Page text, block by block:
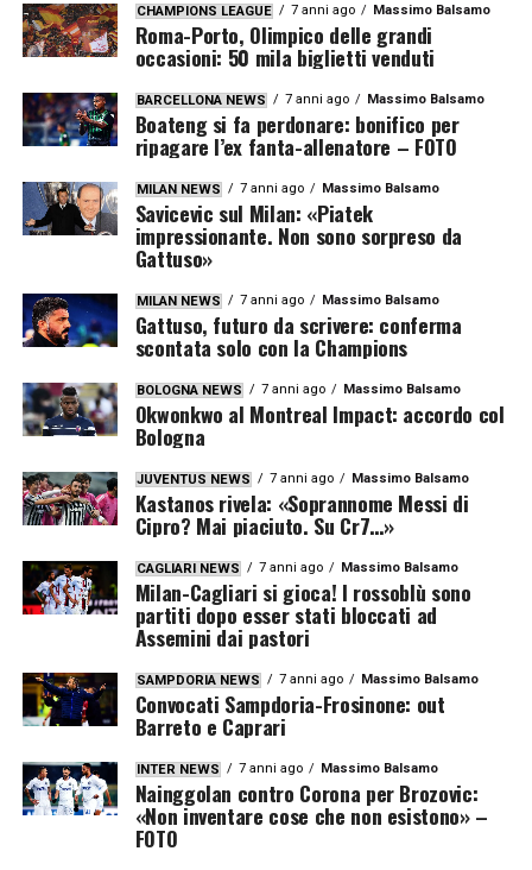
CHAMPIONS LEAGUE 7 anni ago Massimo Balsamo
Roma-Porto, Olimpico delle grandi
occasioni: 50 mila biglietti venduti
BARCELLONA NEWS 7 anni ago Massimo Balsamo
Boateng si fa perdonare: bonifico per
ripagare l’ex fanta-allenatore – FOTO
MILAN NEWS 7 anni ago Massimo Balsamo
Savicevic sul Milan: «Piatek
impressionante. Non sono sorpreso da
Gattuso»
MILAN NEWS 7 anni ago Massimo Balsamo
Gattuso, futuro da scrivere: conferma
scontata solo con la Champions
BOLOGNA NEWS 7 anni ago Massimo Balsamo
Okwonkwo al Montreal Impact: accordo col
Bologna
JUVENTUS NEWS 7 anni ago Massimo Balsamo
Kastanos rivela: «Soprannome Messi di
Cipro? Mai piaciuto. Su Cr7…»
CAGLIARI NEWS 7 anni ago Massimo Balsamo
Milan-Cagliari si gioca! I rossoblù sono
partiti dopo esser stati bloccati ad
Assemini dai pastori
SAMPDORIA NEWS 7 anni ago Massimo Balsamo
Convocati Sampdoria-Frosinone: out
Barreto e Caprari
INTER NEWS 7 anni ago Massimo Balsamo
Nainggolan contro Corona per Brozovic:
«Non inventare cose che non esistono» –
FOTO